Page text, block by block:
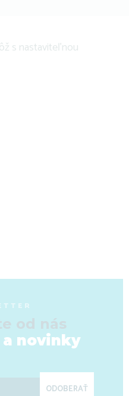
s nastaviteľnou
novinky
ODOBERAŤ